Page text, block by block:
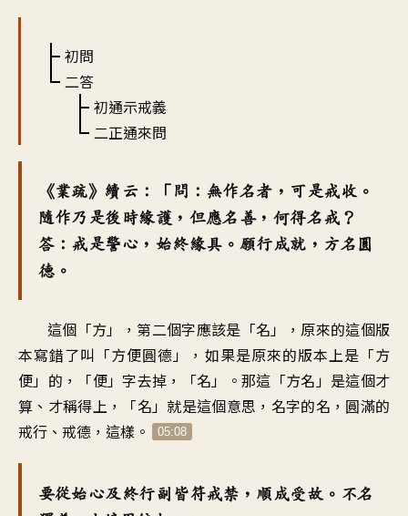
初問
二答
初通示戒義
二正通來問
《業疏》續云：「問：無作名者，可是戒收。
隨作乃是後時緣護，但應名善，何得名戒？
答：戒是警心，始終緣具。願行成就，方名圓
德。
這個「方」，第二個字應該是「名」，原來的這個版
本寫錯了叫「方便圓德」，如果是原來的版本上是「方
便」的，「便」字去掉，「名」。那這「方名」是這個才
算、才稱得上，「名」就是這個意思，名字的名，圓滿的
戒行、戒德，這樣。
05:08
要從始心及終行副皆符戒禁，順成受故。不名